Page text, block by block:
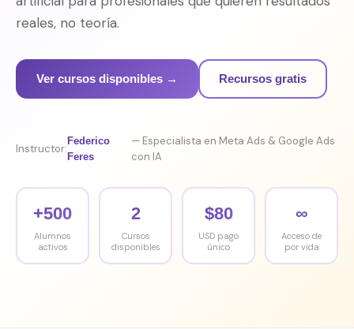
reales, no teoría.
Ver cursos disponibles → Recursos gratis
Instructor:
Federico
Feres
— Especialista en Meta Ads & Google Ads
con IA
+500
Alumnos
activos
2
Cursos
disponibles
$80
USD pago
único
∞
Acceso de
por vida